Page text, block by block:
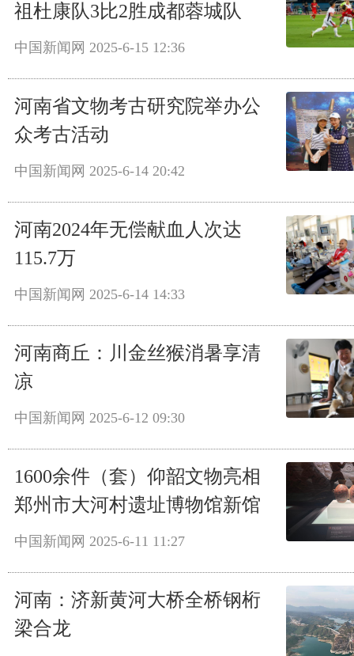
祖杜康队3比2胜成都蓉城队
中国新闻网 2025-6-15 12:36
河南省文物考古研究院举办公
众考古活动
中国新闻网 2025-6-14 20:42
河南2024年无偿献血人次达
115.7万
中国新闻网 2025-6-14 14:33
河南商丘：川金丝猴消暑享清
凉
中国新闻网 2025-6-12 09:30
1600余件（套）仰韶文物亮相
郑州市大河村遗址博物馆新馆
中国新闻网 2025-6-11 11:27
河南：济新黄河大桥全桥钢桁
梁合龙